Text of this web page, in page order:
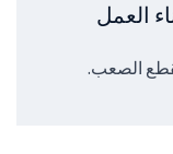
العمل
الصعب.